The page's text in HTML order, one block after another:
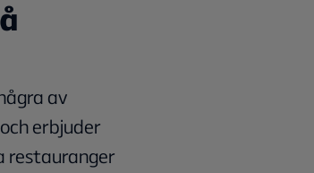
av
erbjuder
restauranger